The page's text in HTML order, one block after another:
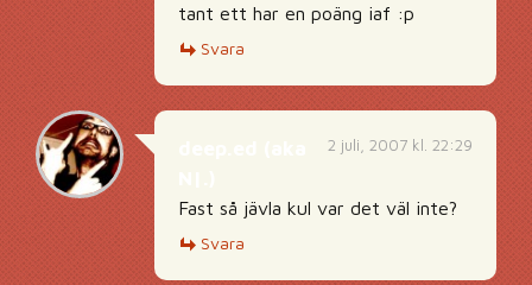
tant ett har en poäng iaf :p
Svara
2 juli, 2007 kl. 22:29
Fast så jävla kul var det väl inte?
Svara